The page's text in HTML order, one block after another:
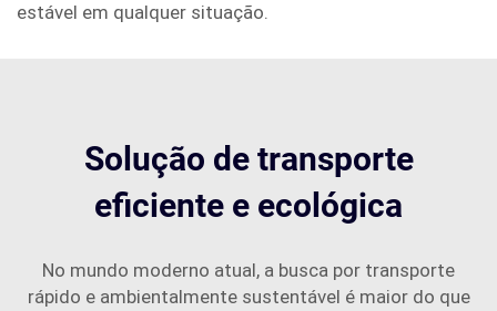
estável em qualquer situação.
Solução de transporte
eficiente e ecológica
No mundo moderno atual, a busca por transporte
rápido e ambientalmente sustentável é maior do que